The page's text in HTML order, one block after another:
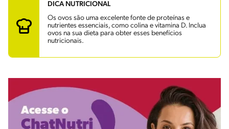
DICA NUTRICIONAL
Os ovos são uma excelente fonte de proteínas e
nutrientes essenciais, como colina e vitamina D. Inclua
ovos na sua dieta para obter esses benefícios
nutricionais.